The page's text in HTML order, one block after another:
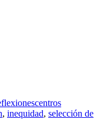
centros
, inequidad, selección de